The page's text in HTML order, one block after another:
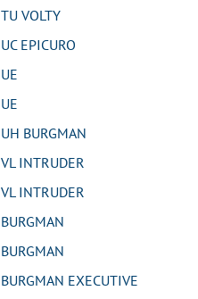
VOLTY
EPICURO
BURGMAN
INTRUDER
INTRUDER
EXECUTIVE